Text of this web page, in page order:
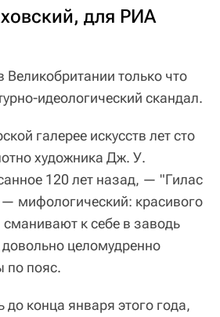
, для РИА
только что
идеологический скандал.
галерее искусств лет сто
художника Дж. У.
120 лет назад, — "Гилас
мифологический: красивого
сманивают к себе в заводь
целомудренно
по пояс.
конца января этого года,